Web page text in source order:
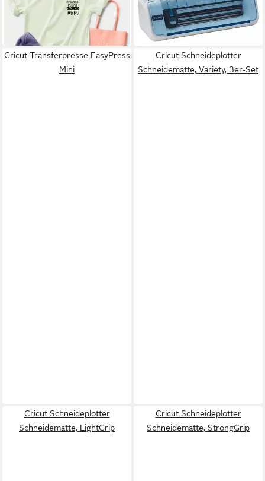
27,95 €
in 4-5 Werktagen bei dir
ab 269,00 € UVP349,00 €
-23%
in 2-3 Werktagen bei dir
Cricut Transferpresse EasyPress
Mini
Cricut Schneideplotter
Schneidematte, Variety, 3er-Set
Cricut Schneideplotter
Schneidematte, LightGrip
Cricut Schneideplotter
Schneidematte, StrongGrip